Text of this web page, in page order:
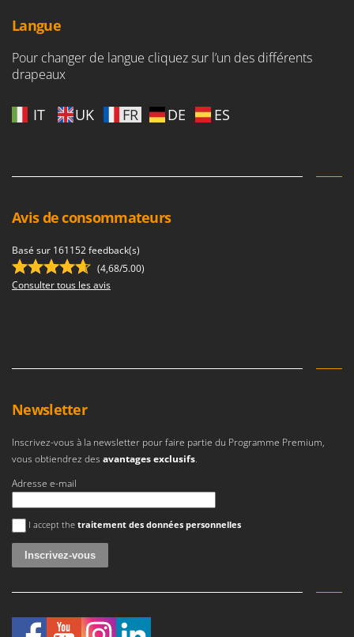
Tondeuses débroussailleuses thermiques
Trancheuses
Trancheuses de sol
Treuils de débardage
Vibroculteurs à tracteur
Landxcape
LAR Casalinghi
Lavor
Linea VZ
Lisam
Macom
Macte Ovens
Makita
MAMMAMIA
Masterpro
McCulloch
MCH
Michelin
Mille
Minox
Mockmill
MOVA
Langue
Pour changer de langue cliquez sur l’un des différents
drapeaux
IT UK FR DE ES
Avis de consommateurs
Basé sur 161152 feedback(s)
(4,68/5.00)
Consulter tous les avis
Newsletter
Inscrivez-vous à la newsletter pour faire partie du Programme Premium,
vous obtiendrez des avantages exclusifs.
Adresse e-mail
Une erreur est survenue
I accept the traitement des données personnelles